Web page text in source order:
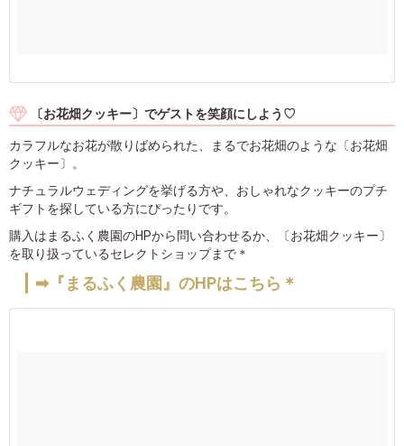
〔お花畑クッキー〕でゲストを笑顔にしよう♡
カラフルなお花が散りばめられた、まるでお花畑のような〔お花畑
クッキー〕。
ナチュラルウェディングを挙げる方や、おしゃれなクッキーのプチ
ギフトを探している方にぴったりです。
購入はまるふく農園のHPから問い合わせるか、〔お花畑クッキー〕
を取り扱っているセレクトショップまで＊
➡『まるふく農園』のHPはこちら＊